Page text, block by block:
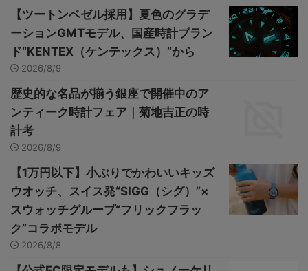
【ツートンベゼル採用】夏色のグラデ
ーションGMTモデル、国産時計ブラン
ド“KENTEX（ケンテックス）”から
2026/8/9
歴史的な名品が揃う銀座で開催中のア
ンティーク時計フェア｜菊地吉正の時
計考
2026/8/9
【1万円以下】小ぶりでかわいいキッズ
ウオッチ、スイス発“SIGG（シグ）”×
スウォッチグループ“フリックフラッ
ク”コラボモデル
2026/8/8